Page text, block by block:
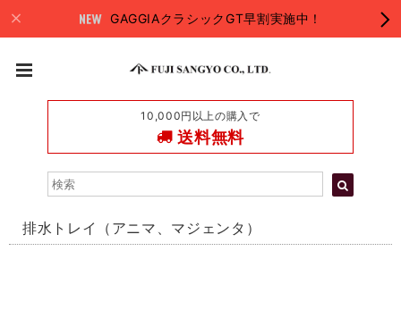
GAGGIAクラシックGT早割実施中！
10,000円以上の購入で
送料無料
排水トレイ（アニマ、マジェンタ）